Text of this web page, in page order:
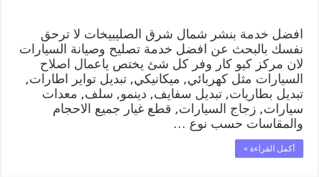
افضل خدمة بنشر شمال شرق الصليبيخات لا ترحق
نفسك بالبحث عن افضل خدمة تصليح وصيانة السيارات
لان مركز كيو كار وفر كل شئ يختص ياعمال اصلاح
السيارات مثل كهربائي, ميكانيكي, تبديل تواير اطارات,
تبديل بطاريات, تبديل سفايف, دينمو, سلف, معدات
سيارات, زجاج السيارات, قطع غيار جميع الاحجام
والمقاسات حسب نوع …
أكمل القراءة »